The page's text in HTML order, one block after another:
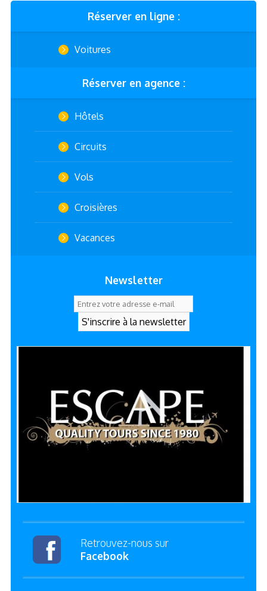
Réserver en ligne :
Voitures
Réserver en agence :
Hôtels
Circuits
Vols
Croisières
Vacances
Newsletter
Retrouvez-nous sur
Facebook